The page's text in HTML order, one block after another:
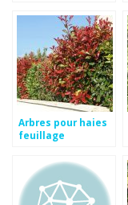
Arbres pour haies
feuillage